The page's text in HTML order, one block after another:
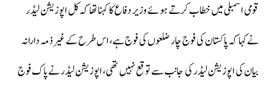
قومی اسمبلی میں خطاب کرتے ہوئے وزیر دفاع کا کہنا تھا کہ کل اپوزیشن لیڈر
نےکہا کہ پاکستان کی فوج چار ضلعوں کی فوج ہے، اس طرح کے غیرذمہ دارانہ
بیان کی اپوزیشن لیڈر کی جانب سے توقع نہیں تھی، اپوزیشن لیڈر نے پاک فوج